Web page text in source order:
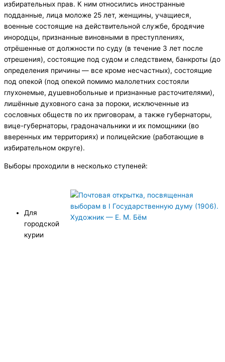
избирательных прав. К ним относились иностранные
подданные, лица моложе 25 лет, женщины, учащиеся,
военные состоящие на действительной службе, бродячие
инородцы, признанные виновными в преступлениях,
отрёшенные от должности по суду (в течение 3 лет после
отрешения), состоящие под судом и следствием, банкроты (до
определения причины — все кроме несчастных), состоящие
под опекой (под опекой помимо малолетних состояли
глухонемые, душевнобольные и признанные расточителями),
лишённые духовного сана за пороки, исключенные из
сословных обществ по их приговорам, а также губернаторы,
вице-губернаторы, градоначальники и их помощники (во
вверенных им территориях) и полицейские (работающие в
избирательном округе).
Выборы проходили в несколько ступеней:
Для
городской
курии